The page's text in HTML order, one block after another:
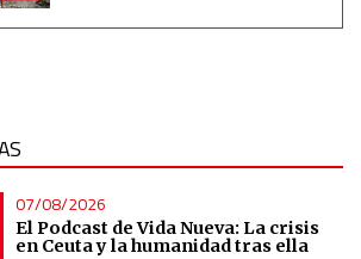
07/08/2026
El Podcast de Vida Nueva: La crisis
en Ceuta y la humanidad tras ella